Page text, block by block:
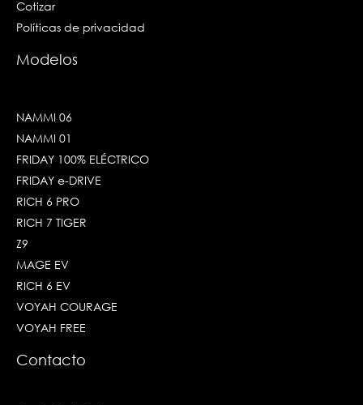
Cotizar
Políticas de privacidad
Modelos
NAMMI 06
NAMMI 01
FRIDAY 100% ELÉCTRICO
FRIDAY e-DRIVE
RICH 6 PRO
RICH 7 TIGER
Z9
MAGE EV
RICH 6 EV
VOYAH COURAGE
VOYAH FREE
Contacto